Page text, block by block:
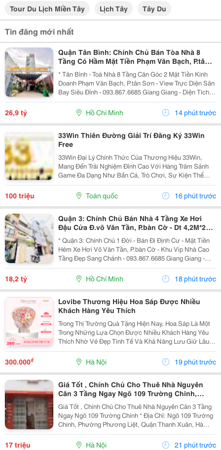
Tour Du Lịch Miền Tây
Lịch Tây Tây Du
Tin đăng mới nhất
Quận Tân Bình: Chính Chủ Bán Tòa Nhà 8
Tầng Có Hầm Mặt Tiền Phạm Văn Bạch, P.tân
Sơn- View Trực Diện Ngắm Máy Bay Đỉnh- Dt
* Tân Bình - Toà Nhà 8 Tầng Căn Góc 2 Mặt Tiền Kinh
Doanh Phạm Văn Bạch, P.tân Sơn - View Trực Diện Sân
Bay Siêu Đỉnh - 093.867.6685 Giang Giang - Diện Tích:
88,4M2 - Ngang 7,5M * 21M. - Kết Cấu: 1 Hầm - 1 Lửng -
6 Tầng - Sân Thượng - Thang Máy...
26,9 tỷ Hồ Chí Minh 14 phút trước
33Win Thiên Đường Giải Trí Đăng Ký 33Win
Free
33Win Đại Lý Chính Thức Của Thương Hiệu 33Win,
Mang Đến Trải Nghiệm Đỉnh Cao Với Hàng Trăm Sảnh
Game Đa Dạng Như Bắn Cá, Trò Chơi, Sự Kiện Thể
Thao, Xổ Số, Game Bài Và Hơn Thế Nữa. Người Chơi
Còn Nhận Được Nhiều Ưu Đãi Hấp Dẫn Và Phần
Thưởng Giá Trị....
100 triệu Toàn quốc 16 phút trước
Quận 3: Chính Chủ Bán Nhà 4 Tầng Xe Hơi
Đậu Cửa Đ.võ Văn Tần, P.bàn Cờ - Dt 4,2M*22M
Sh Vuông Đẹp - Giá Chào Tốt Chỉ 18,2T-
* Quận 3: Chính Chủ 1 Đời - Bán Đi Định Cư - Mặt Tiền
Hẻm Xe Hơi Võ Văn Tần, P.bàn Cờ - Khu Vip Nhà Cao
Tầng Đẹp Sang Chảnh - 093.867.6685 Giang Giang -
Diện Tích: 82M2 - Ngang 3,8M Nở Hậu 4,2M * 22M. -
Kết Cấu: 4 Tầng - Sân Thượng - 4Pn - 5Wc. -...
18,2 tỷ Hồ Chí Minh 18 phút trước
Lovibe Thương Hiệu Hoa Sáp Được Nhiều
Khách Hàng Yêu Thích
Trong Thị Trường Quà Tặng Hiện Nay, Hoa Sáp Là Một
Trong Những Lựa Chọn Được Nhiều Khách Hàng Yêu
Thích Nhờ Vẻ Đẹp Tinh Tế Và Khả Năng Lưu Giữ Lâu
Dài. Trong Số Những Thương Hiệu Nổi Bật, Lovibe
Đang Dần Trở Thành Cái Tên Được Nhiều Người Lựa
Chọn...
300.000₫ Hà Nội 19 phút trước
Giá Tốt , Chính Chủ Cho Thuê Nhà Nguyên
Căn 3 Tầng Ngay Ngõ 109 Trường Chinh,
Thanh Xuân, Hà Nội
Giá Tốt , Chính Chủ Cho Thuê Nhà Nguyên Căn 3 Tầng
Ngay Ngõ 109 Trường Chinh * Địa Chỉ: Ngõ 109 Trường
Chinh, Phường Phương Liệt, Quận Thanh Xuân, Hà
Nội. - Nhà Nằm Tại Vị Trí Đẹp, Đường Ô Tô Tránh,
Thuận Tiện Vừa Ở Vừa Kinh Doanh Hoặc Làm Văn...
17 triệu Hà Nội 21 phút trước